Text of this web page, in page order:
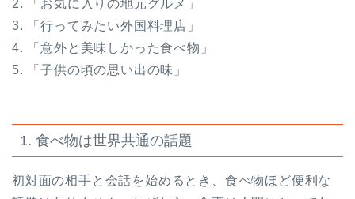
2. 「お気に入りの地元グルメ」
3. 「行ってみたい外国料理店」
4. 「意外と美味しかった食べ物」
5. 「子供の頃の思い出の味」
1. 食べ物は世界共通の話題
初対面の相手と会話を始めるとき、食べ物ほど便利な